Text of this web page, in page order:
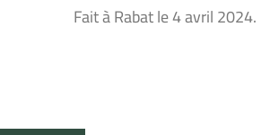
Fait à Rabat le 4 avril 2024.